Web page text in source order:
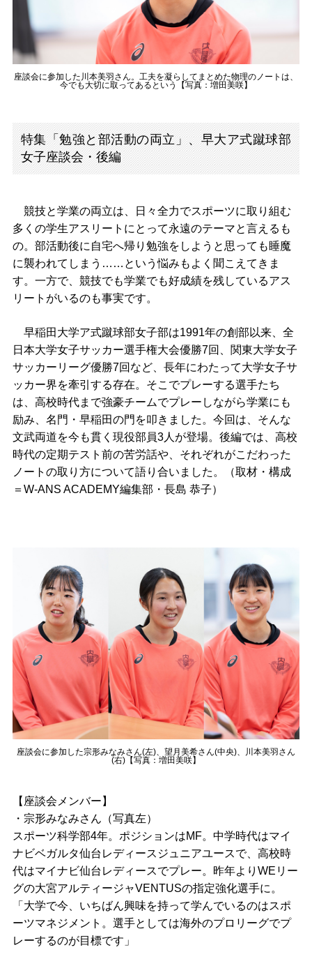
座談会に参加した川本美羽さん。工夫を凝らしてまとめた物理のノートは、
今でも大切に取ってあるという【写真：増田美咲】
特集「勉強と部活動の両立」、早大ア式蹴球部
女子座談会・後編
競技と学業の両立は、日々全力でスポーツに取り組む
多くの学生アスリートにとって永遠のテーマと言えるも
の。部活動後に自宅へ帰り勉強をしようと思っても睡魔
に襲われてしまう……という悩みもよく聞こえてきま
す。一方で、競技でも学業でも好成績を残しているアス
リートがいるのも事実です。
早稲田大学ア式蹴球部女子部は1991年の創部以来、全
日本大学女子サッカー選手権大会優勝7回、関東大学女子
サッカーリーグ優勝7回など、長年にわたって大学女子サ
ッカー界を牽引する存在。そこでプレーする選手たち
は、高校時代まで強豪チームでプレーしながら学業にも
励み、名門・早稲田の門を叩きました。今回は、そんな
文武両道を今も貫く現役部員3人が登場。後編では、高校
時代の定期テスト前の苦労話や、それぞれがこだわった
ノートの取り方について語り合いました。（取材・構成
＝W-ANS ACADEMY編集部・長島 恭子）
座談会に参加した宗形みなみさん(左)、望月美希さん(中央)、川本美羽さん
(右)【写真：増田美咲】
【座談会メンバー】
・宗形みなみさん（写真左）
スポーツ科学部4年。ポジションはMF。中学時代はマイ
ナビベガルタ仙台レディースジュニアユースで、高校時
代はマイナビ仙台レディースでプレー。昨年よりWEリー
グの大宮アルティージャVENTUSの指定強化選手に。
「大学で今、いちばん興味を持って学んでいるのはスポ
ーツマネジメント。選手としては海外のプロリーグでプ
レーするのが目標です」